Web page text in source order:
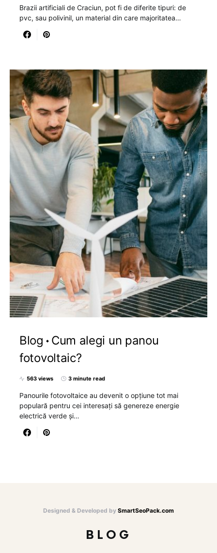
Brazii artificiali de Craciun, pot fi de diferite tipuri: de
pvc, sau polivinil, un material din care majoritatea…
Blog
Cum alegi un panou
fotovoltaic?
563 views 3 minute read
Panourile fotovoltaice au devenit o opțiune tot mai
populară pentru cei interesați să genereze energie
electrică verde și…
Designed & Developed by SmartSeoPack.com
BLOG